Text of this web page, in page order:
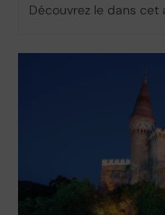
Découvrez le dans cet